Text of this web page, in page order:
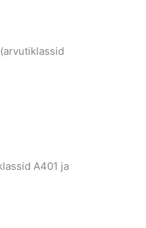
(arvutiklassid
A401 ja